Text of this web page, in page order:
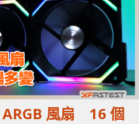
ARGB 風扇 16 個